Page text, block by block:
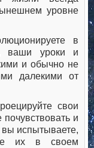
уровне
в
ваши уроки и
и обычно не
далекими от
свои
и
испытываете,
их в своем